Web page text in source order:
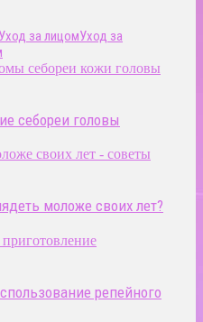
Уход за лицомУход за
себореи головы
моложе своих лет?
репейного